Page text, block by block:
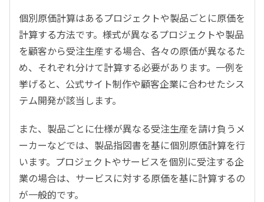
個別原価計算はあるプロジェクトや製品ごとに原価を
計算する方法です。様式が異なるプロジェクトや製品
を顧客から受注生産する場合、各々の原価が異なるた
め、それぞれ分けて計算する必要があります。一例を
挙げると、公式サイト制作や顧客企業に合わせたシス
テム開発が該当します。
また、製品ごとに仕様が異なる受注生産を請け負うメ
ーカーなどでは、製品指図書を基に個別原価計算を行
います。プロジェクトやサービスを個別に受注する企
業の場合は、サービスに対する原価を基に計算するの
が一般的です。